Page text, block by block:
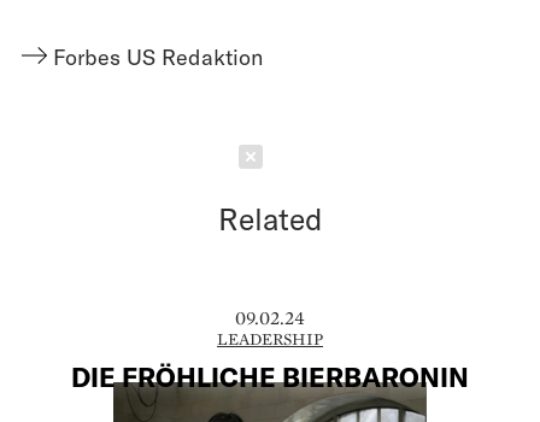
Forbes US Redaktion
Related
09.02.24
LEADERSHIP
DIE FRÖHLICHE BIERBARONIN